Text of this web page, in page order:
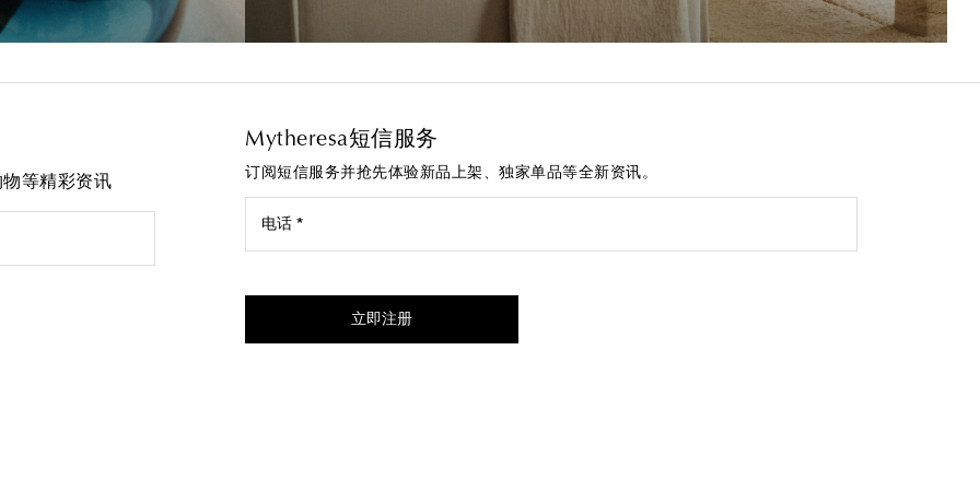
等精彩资讯
Mytheresa短信服务
订阅短信服务并抢先体验新品上架、独家单品等全新资讯。
电话 *
立即注册